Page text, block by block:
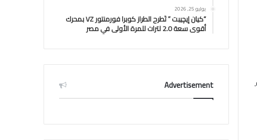
يوليو 25, 2026
“كيان إيچيبت ” تَطرح الطراز كوبرا فورمنتور VZ بمحرك
أقوى سعة 2.0 لترات للمرة الأولى في مصر
Advertisement